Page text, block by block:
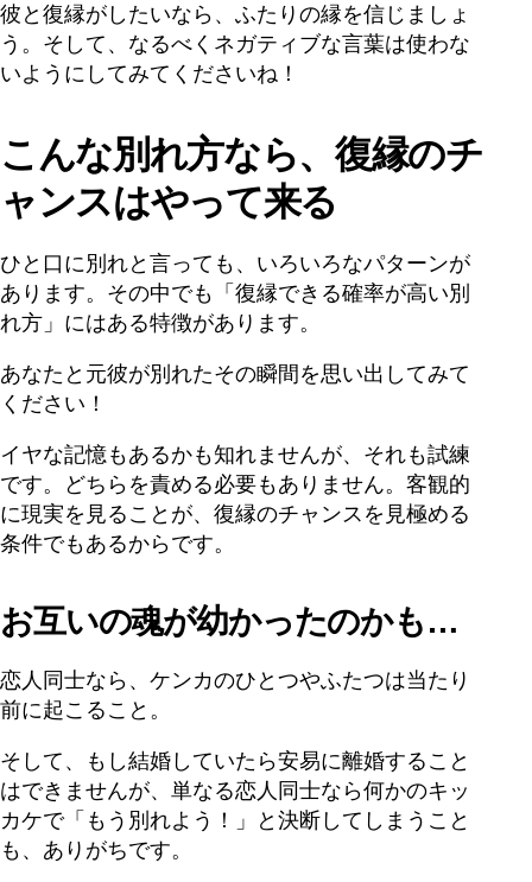
彼と復縁がしたいなら、ふたりの縁を信じましょ
う。そして、なるべくネガティブな言葉は使わな
いようにしてみてくださいね！
こんな別れ方なら、復縁のチ
ャンスはやって来る
ひと口に別れと言っても、いろいろなパターンが
あります。その中でも「復縁できる確率が高い別
れ方」にはある特徴があります。
あなたと元彼が別れたその瞬間を思い出してみて
ください！
イヤな記憶もあるかも知れませんが、それも試練
です。どちらを責める必要もありません。客観的
に現実を見ることが、復縁のチャンスを見極める
条件でもあるからです。
お互いの魂が幼かったのかも…
恋人同士なら、ケンカのひとつやふたつは当たり
前に起こること。
そして、もし結婚していたら安易に離婚すること
はできませんが、単なる恋人同士なら何かのキッ
カケで「もう別れよう！」と決断してしまうこと
も、ありがちです。